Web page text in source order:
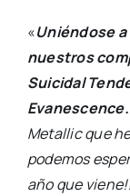
«Uniéndose
nuestros
Suicidal
Evanescence.
Metallic que
podemos
año que